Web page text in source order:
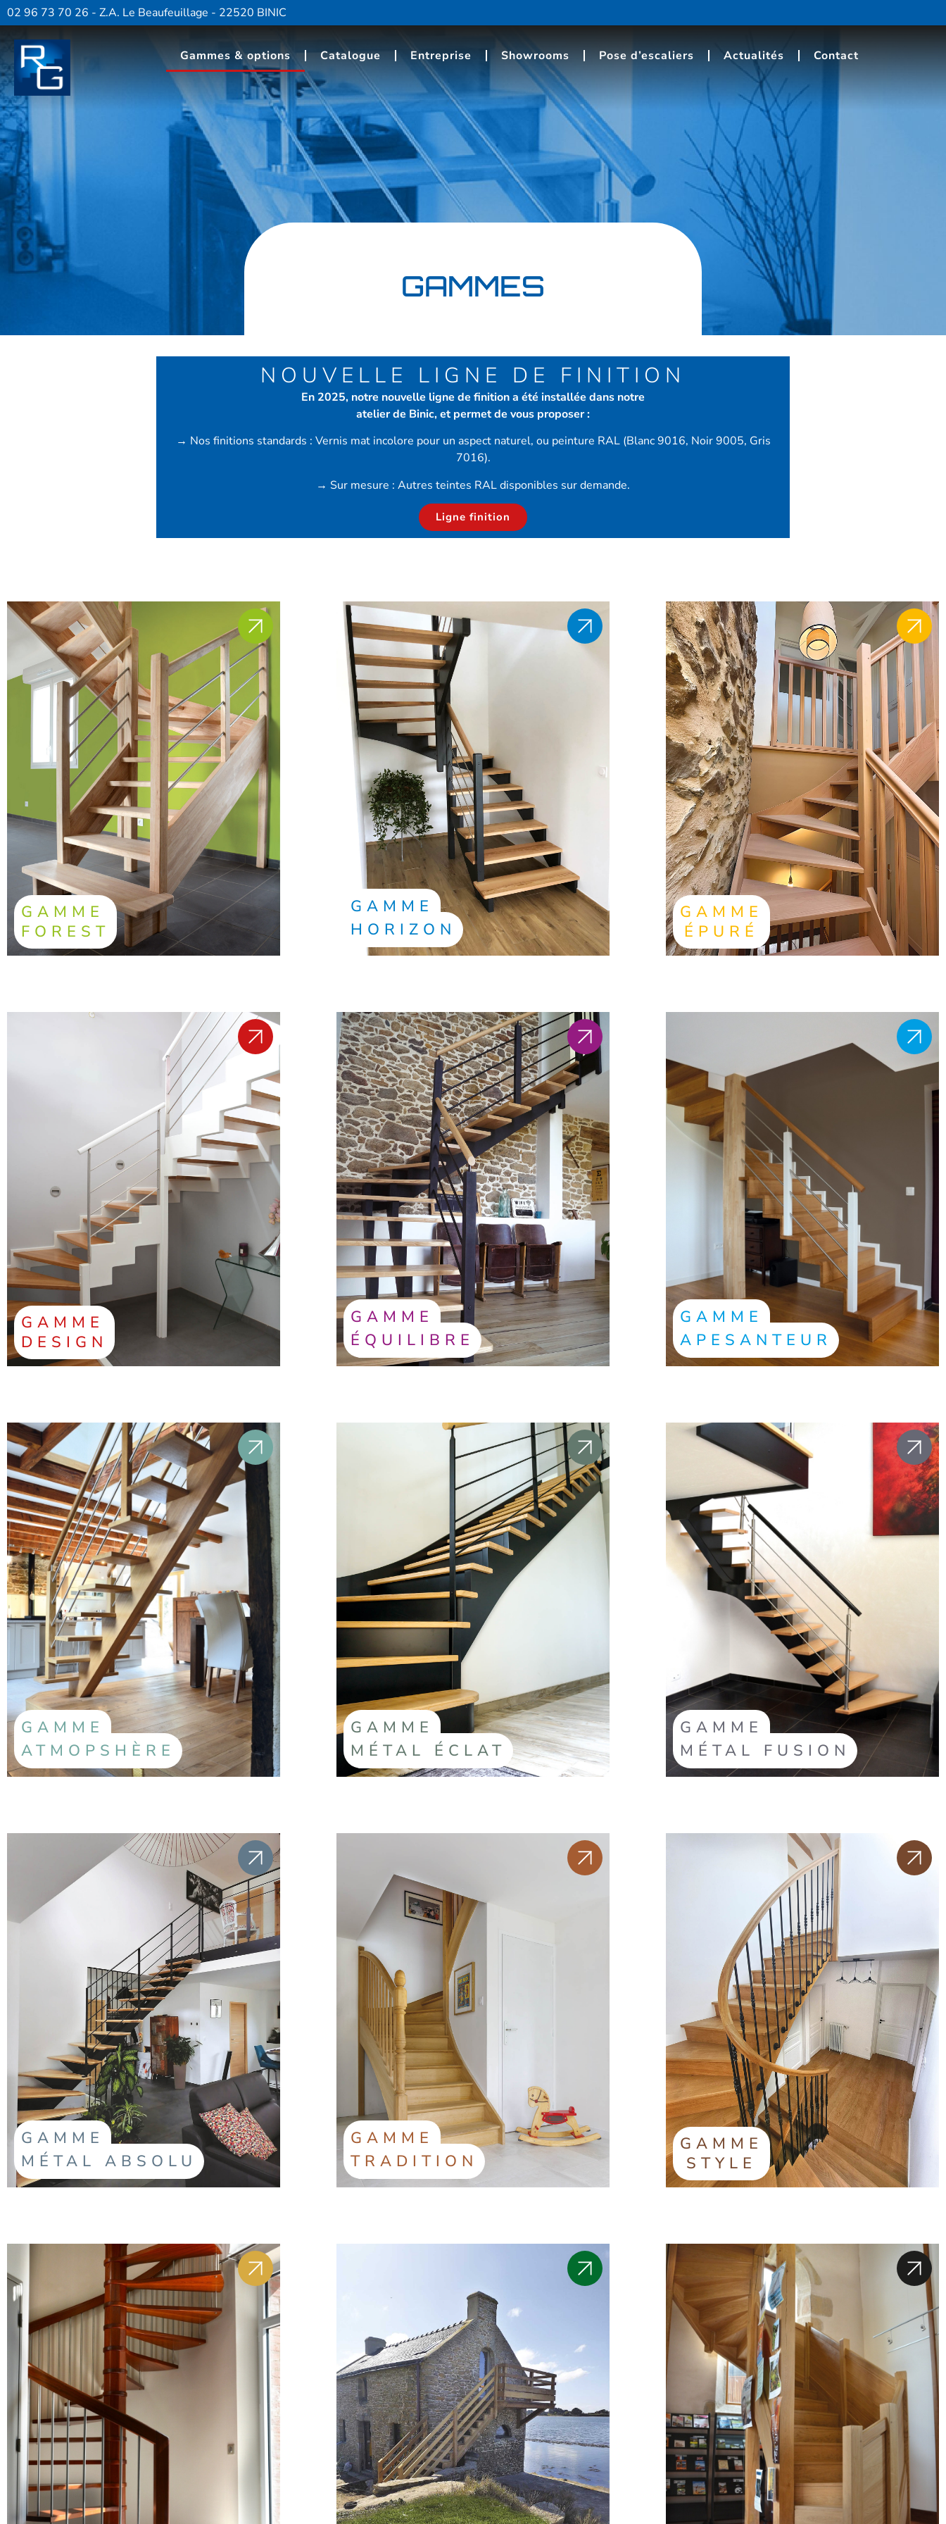
02 96 73 70 26 - Z.A. Le Beaufeuillage - 22520 BINIC
Gammes & options Catalogue Entreprise Showrooms Pose d’escaliers Actualités Contact
GAMMES
NOUVELLE LIGNE DE FINITION
En 2025, notre nouvelle ligne de finition a été installée dans notre
atelier de Binic, et permet de vous proposer :
→ Nos finitions standards : Vernis mat incolore pour un aspect naturel, ou peinture RAL (Blanc 9016, Noir 9005, Gris
7016).
→ Sur mesure : Autres teintes RAL disponibles sur demande.
Ligne finition
GAMME
FOREST
GAMME
HORIZON
GAMME
ÉPURÉ
GAMME
DESIGN
GAMME
ÉQUILIBRE
GAMME
APESANTEUR
GAMME
ATMOPSHÈRE
GAMME
MÉTAL ÉCLAT
GAMME
MÉTAL FUSION
GAMME
MÉTAL ABSOLU
GAMME
TRADITION
GAMME
STYLE